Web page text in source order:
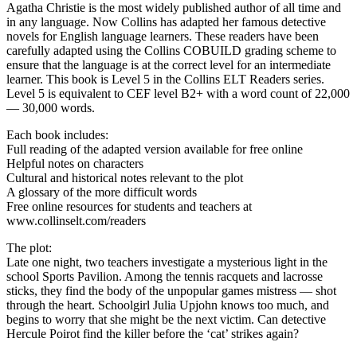
Agatha Christie is the most widely published author of all time and
in any language. Now Collins has adapted her famous detective
novels for English language learners. These readers have been
carefully adapted using the Collins COBUILD grading scheme to
ensure that the language is at the correct level for an intermediate
learner. This book is Level 5 in the Collins ELT Readers series.
Level 5 is equivalent to CEF level B2+ with a word count of 22,000
— 30,000 words.
Each book includes:
Full reading of the adapted version available for free online
Helpful notes on characters
Cultural and historical notes relevant to the plot
A glossary of the more difficult words
Free online resources for students and teachers at
www.collinselt.com/readers
The plot:
Late one night, two teachers investigate a mysterious light in the
school Sports Pavilion. Among the tennis racquets and lacrosse
sticks, they find the body of the unpopular games mistress — shot
through the heart. Schoolgirl Julia Upjohn knows too much, and
begins to worry that she might be the next victim. Can detective
Hercule Poirot find the killer before the ‘cat’ strikes again?